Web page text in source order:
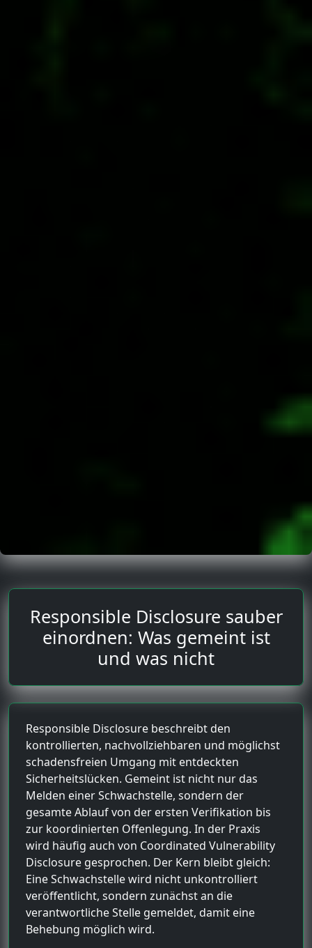
Responsible Disclosure sauber
einordnen: Was gemeint ist
und was nicht
Responsible Disclosure beschreibt den
kontrollierten, nachvollziehbaren und möglichst
schadensfreien Umgang mit entdeckten
Sicherheitslücken. Gemeint ist nicht nur das
Melden einer Schwachstelle, sondern der
gesamte Ablauf von der ersten Verifikation bis
zur koordinierten Offenlegung. In der Praxis
wird häufig auch von Coordinated Vulnerability
Disclosure gesprochen. Der Kern bleibt gleich:
Eine Schwachstelle wird nicht unkontrolliert
veröffentlicht, sondern zunächst an die
verantwortliche Stelle gemeldet, damit eine
Behebung möglich wird.